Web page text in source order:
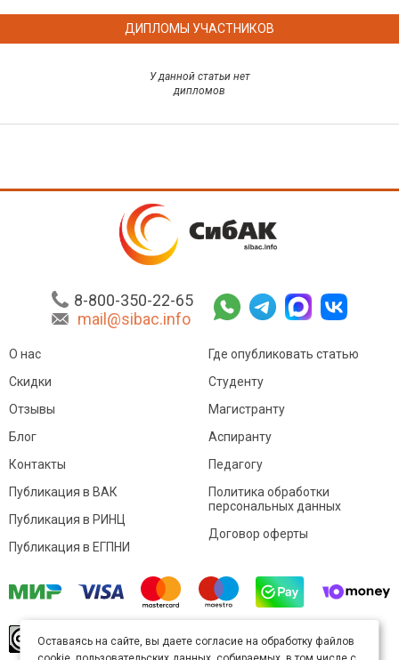
ДИПЛОМЫ УЧАСТНИКОВ
У данной статьи нет
дипломов
8-800-350-22-65
mail@sibac.info
О нас
Скидки
Отзывы
Блог
Контакты
Где опубликовать статью
Студенту
Магистранту
Аспиранту
Педагогу
Публикация в ВАК
Публикация в РИНЦ
Публикация в ЕГПНИ
Политика обработки
персональных данных
Договор оферты
произведение доступно полицензии Creative
Оставаясь на сайте, вы даете согласие на обработку файлов